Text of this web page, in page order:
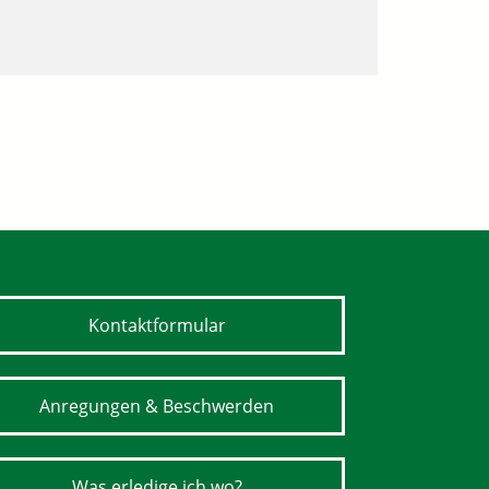
Kontaktformular
Anregungen & Beschwerden